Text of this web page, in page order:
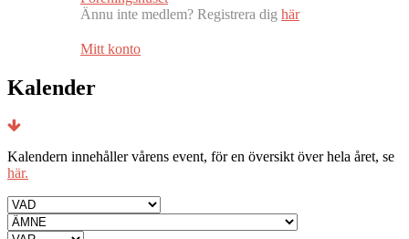
Ännu inte medlem? Registrera dig här
Mitt konto
Kalender
Kalendern innehåller vårens event, för en översikt över hela året, se
här.